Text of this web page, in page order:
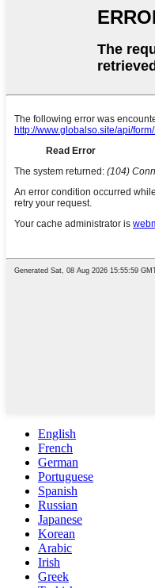
English
French
German
Portuguese
Spanish
Russian
Japanese
Korean
Arabic
Irish
Greek